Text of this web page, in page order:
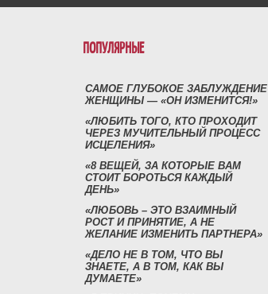
ПОПУЛЯРНЫЕ
САМОЕ ГЛУБОКОЕ ЗАБЛУЖДЕНИЕ
ЖЕНЩИНЫ — «ОН ИЗМЕНИТСЯ!»
«ЛЮБИТЬ ТОГО, КТО ПРОХОДИТ
ЧЕРЕЗ МУЧИТЕЛЬНЫЙ ПРОЦЕСС
ИСЦЕЛЕНИЯ»
«8 ВЕЩЕЙ, ЗА КОТОРЫЕ ВАМ
СТОИТ БОРОТЬСЯ КАЖДЫЙ
ДЕНЬ»
«ЛЮБОВЬ – ЭТО ВЗАИМНЫЙ
РОСТ И ПРИНЯТИЕ, А НЕ
ЖЕЛАНИЕ ИЗМЕНИТЬ ПАРТНЕРА»
«ДЕЛО НЕ В ТОМ, ЧТО ВЫ
ЗНАЕТЕ, А В ТОМ, КАК ВЫ
ДУМАЕТЕ»